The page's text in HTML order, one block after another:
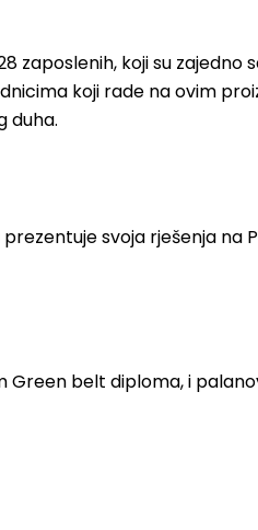
koji su
koji rade na ovim
duha.
svoja rješenja na
belt diploma, i